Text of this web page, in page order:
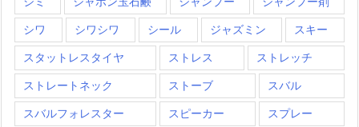
シワ シワシワ シール ジャズミン スキー
スタットレスタイヤ ストレス ストレッチ
ストレートネック ストーブ スバル
スバルフォレスター スピーカー スプレー